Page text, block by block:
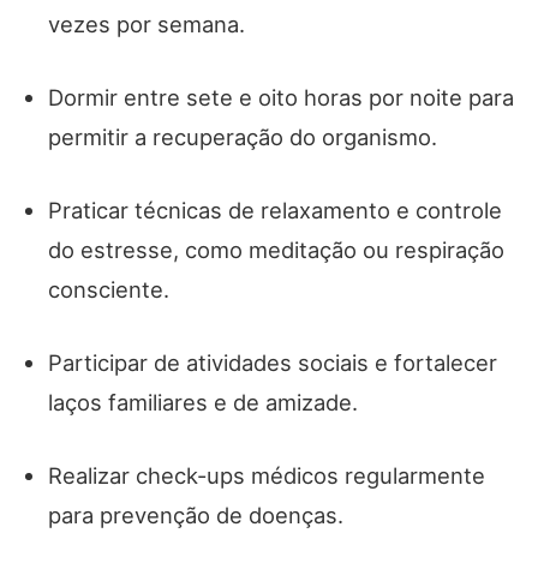
vezes por semana.
Dormir entre sete e oito horas por noite para
permitir a recuperação do organismo.
Praticar técnicas de relaxamento e controle
do estresse, como meditação ou respiração
consciente.
Participar de atividades sociais e fortalecer
laços familiares e de amizade.
Realizar check-ups médicos regularmente
para prevenção de doenças.